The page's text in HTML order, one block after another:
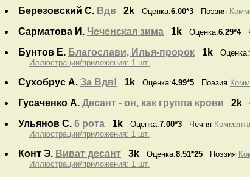
Березовский С. Вдв 2k Оценка:6.00*3 Поэзия
Сарматова И. Чеченская зима 1k Оценка:6.29*4
Бунтов Е. Благослави, Илья-пророк 1k Оценка:
Иллюстрации/приложения: 1 шт.
Сухобрус А. За Вдв! 1k Оценка:4.99*5 Поэзия
Гусаченко А. Десант - он, как группа крови 2k
Ульянов С. 6 рота 1k Оценка:7.00*3 Чечня
Иллюстрации/приложения: 1 шт.
Конт Э. Виват десант 3k Оценка:8.51*25 Поэзия
Иллюстрации/приложения: 1 шт.